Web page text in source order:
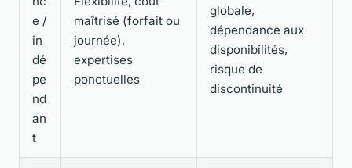
e /
in
dé
pe
nd
an
t
maîtrisé (forfait ou
journée),
expertises
ponctuelles
globale,
dépendance aux
disponibilités,
risque de
discontinuité